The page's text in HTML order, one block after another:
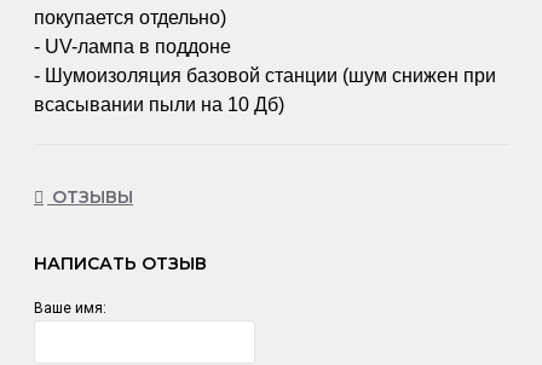
покупается отдельно)
- UV-лампа в поддоне
- Шумоизоляция базовой станции (шум снижен при
всасывании пыли на 10 Дб)
ОТЗЫВЫ
НАПИСАТЬ ОТЗЫВ
Ваше имя: